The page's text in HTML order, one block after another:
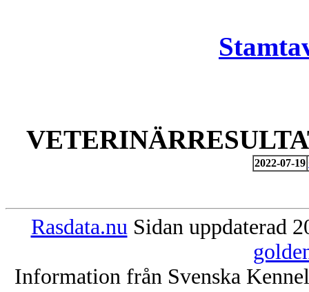
2022-07-19
Rasdata.nu Sidan uppdaterad
Information från Svenska